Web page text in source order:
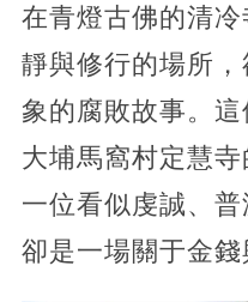
在青燈古佛的清
靜與修行的場所
象的腐敗故事。
大埔馬窩村定慧
一位看似虔誠、
卻是一場關于金錢